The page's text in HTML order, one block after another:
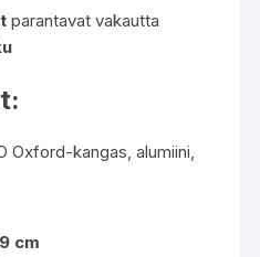
parantavat vakautta
Oxford-kangas, alumiini,
cm